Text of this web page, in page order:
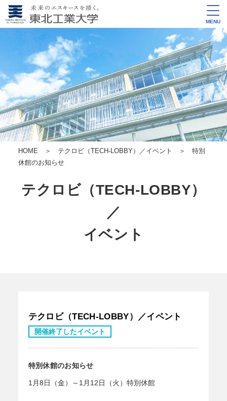
MENU
HOME ＞ テクロビ（TECH-LOBBY）／イベント
＞ 特別
休館のお知らせ
テクロビ（TECH-LOBBY）
／
イベント
テクロビ（TECH-LOBBY）／イベント
開催終了したイベント
特別休館のお知らせ
1月8日（金）～1月12日（火）特別休館